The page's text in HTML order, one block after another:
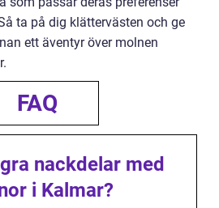
ta på dig klättervästen och ge
ett äventyr över molnen
FAQ
nackdelar med
i Kalmar?